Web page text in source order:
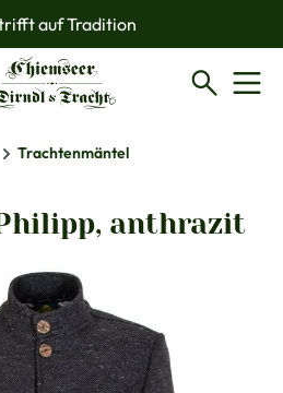
auf Tradition
Trachtenmäntel
anthrazit